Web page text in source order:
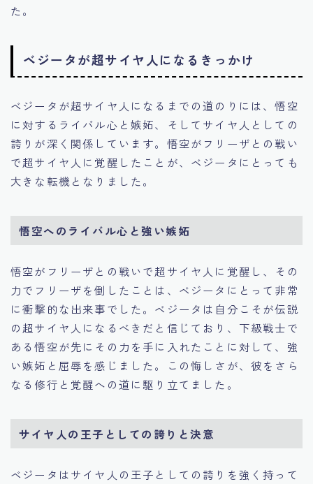
た。
ベジータが超サイヤ人になるきっかけ
ベジータが超サイヤ人になるまでの道のりには、悟空
に対するライバル心と嫉妬、そしてサイヤ人としての
誇りが深く関係しています。悟空がフリーザとの戦い
で超サイヤ人に覚醒したことが、ベジータにとっても
大きな転機となりました。
悟空へのライバル心と強い嫉妬
悟空がフリーザとの戦いで超サイヤ人に覚醒し、その
力でフリーザを倒したことは、ベジータにとって非常
に衝撃的な出来事でした。ベジータは自分こそが伝説
の超サイヤ人になるべきだと信じており、下級戦士で
ある悟空が先にその力を手に入れたことに対して、強
い嫉妬と屈辱を感じました。この悔しさが、彼をさら
なる修行と覚醒への道に駆り立てました。
サイヤ人の王子としての誇りと決意
ベジータはサイヤ人の王子としての誇りを強く持って